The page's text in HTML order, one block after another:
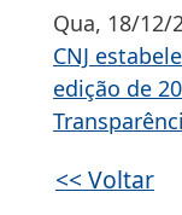
Qua, 18/12/
CNJ
edição de
<< Voltar